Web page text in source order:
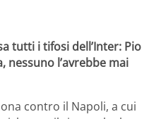
tutti i tifosi dell’Inter: Pio
nessuno l’avrebbe mai
contro il Napoli, a cui